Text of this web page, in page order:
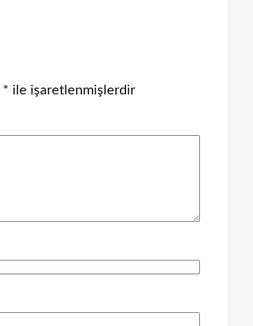
* ile işaretlenmişlerdir